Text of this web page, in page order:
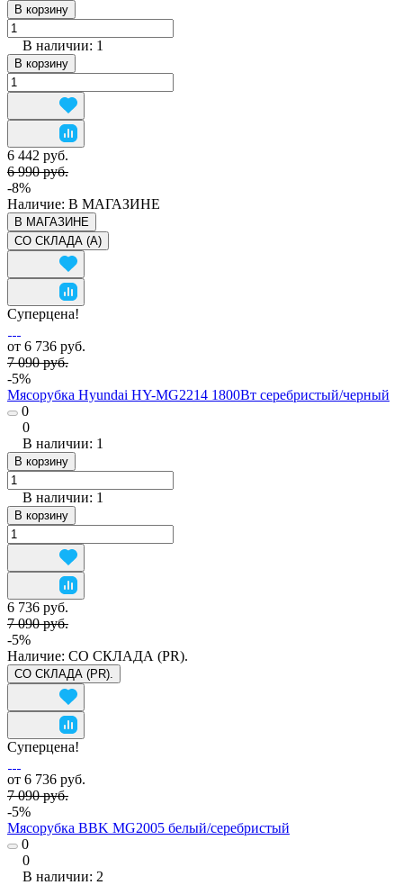
В корзину
В наличии: 1
В корзину
6 442 руб.
6 990 руб.
-8%
Наличие: В МАГАЗИНЕ
В МАГАЗИНЕ
СО СКЛАДА (A)
Суперцена!
от 6 736 руб.
7 090 руб.
-5%
Мясорубка Hyundai HY-MG2214 1800Вт серебристый/черный
0
0
В наличии: 1
В корзину
В наличии: 1
В корзину
6 736 руб.
7 090 руб.
-5%
Наличие: СО СКЛАДА (PR).
СО СКЛАДА (PR).
Суперцена!
от 6 736 руб.
7 090 руб.
-5%
Мясорубка BBK MG2005 белый/серебристый
0
0
В наличии: 2